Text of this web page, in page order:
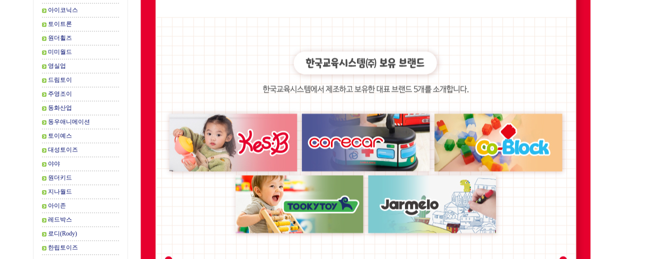
아이코닉스
토이트론
원더휠즈
미미월드
영실업
드림토이
주영조이
동화산업
동우애니메이션
토이예스
대성토이즈
야야
원더키드
지나월드
아이존
레드박스
로디(Rody)
한립토이즈